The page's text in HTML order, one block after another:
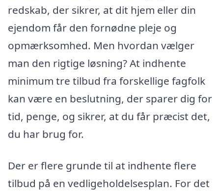
redskab, der sikrer, at dit hjem eller din
ejendom får den fornødne pleje og
opmærksomhed. Men hvordan vælger
man den rigtige løsning? At indhente
minimum tre tilbud fra forskellige fagfolk
kan være en beslutning, der sparer dig for
tid, penge, og sikrer, at du får præcist det,
du har brug for.
Der er flere grunde til at indhente flere
tilbud på en vedligeholdelsesplan. For det